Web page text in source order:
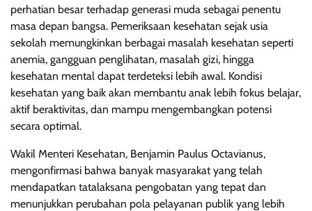
perhatian besar terhadap generasi muda sebagai penentu
masa depan bangsa. Pemeriksaan kesehatan sejak usia
sekolah memungkinkan berbagai masalah kesehatan seperti
anemia, gangguan penglihatan, masalah gizi, hingga
kesehatan mental dapat terdeteksi lebih awal. Kondisi
kesehatan yang baik akan membantu anak lebih fokus belajar,
aktif beraktivitas, dan mampu mengembangkan potensi
secara optimal.
Wakil Menteri Kesehatan, Benjamin Paulus Octavianus,
mengonfirmasi bahwa banyak masyarakat yang telah
mendapatkan tatalaksana pengobatan yang tepat dan
menunjukkan perubahan pola pelayanan publik yang lebih